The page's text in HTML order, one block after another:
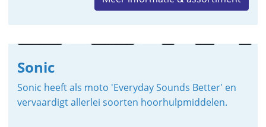
Sonic
Sonic heeft als moto 'Everyday Sounds Better' en
vervaardigt allerlei soorten hoorhulpmiddelen.